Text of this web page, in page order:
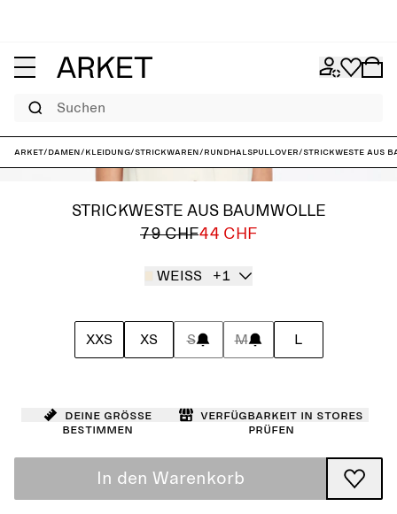
Suchen
ARKET/Damen/Kleidung/Strickwaren/Rundhalspullover/Strickweste aus
STRICKWESTE AUS BAUMWOLLE
79 CHF44 CHF
WEISS +1
XXS XS S M L
Deine Größe
bestimmen
Verfügbarkeit in Stores
prüfen
In den Warenkorb